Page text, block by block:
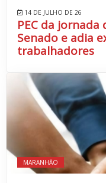
14 DE JULHO DE 26
PEC da
Senado e adia
trabalhadores
MARANHÃO